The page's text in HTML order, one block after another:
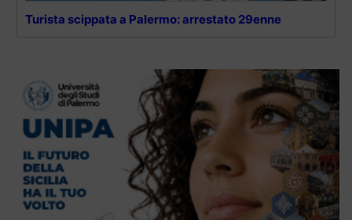
Turista scippata a Palermo: arrestato 29enne